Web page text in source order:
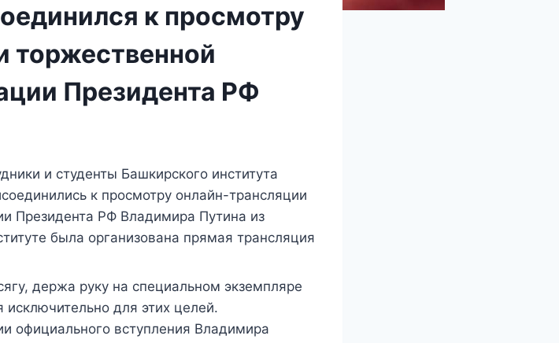
к просмотру
торжественной
Президента РФ
и студенты Башкирского института
к просмотру онлайн-трансляции
Президента РФ Владимира Путина из
была организована прямая трансляция
держа руку на специальном экземпляре
исключительно для этих целей.
официального вступления Владимира